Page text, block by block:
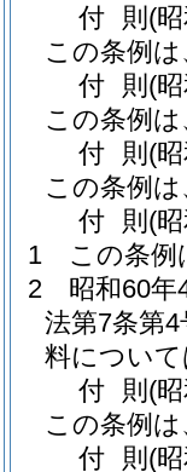
付 則 (
この条例
付 則 (
この条例
付 則 (
この条例
付 則 (
1
この条例
2
昭和60
法第7条第
料につい
付 則 (
この条例
付 則 (